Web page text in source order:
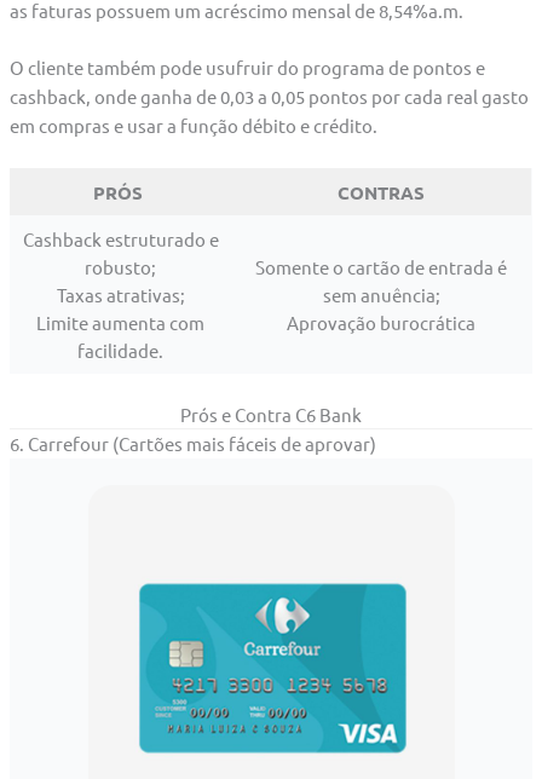
as faturas possuem um acréscimo mensal de 8,54%a.m.
O cliente também pode usufruir do programa de pontos e
cashback, onde ganha de 0,03 a 0,05 pontos por cada real gasto
em compras e usar a função débito e crédito.
PRÓS CONTRAS
Cashback estruturado e
robusto;
Taxas atrativas;
Limite aumenta com
facilidade.
Somente o cartão de entrada é
sem anuência;
Aprovação burocrática
Prós e Contra C6 Bank
6. Carrefour (Cartões mais fáceis de aprovar)